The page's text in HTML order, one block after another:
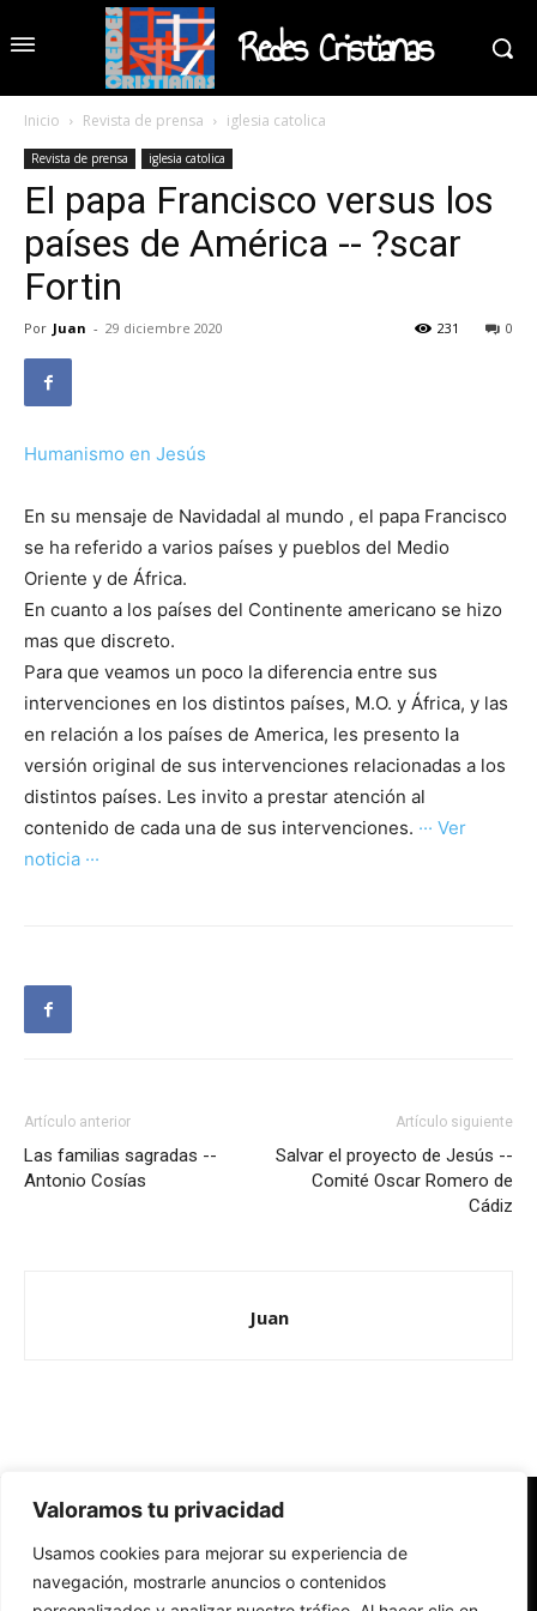
Valoramos tu privacidad
Usamos cookies para mejorar su experiencia de
navegación, mostrarle anuncios o contenidos
Redes Cristianas
Inicio Revista de prensa iglesia catolica
Revista de prensa iglesia catolica
El papa Francisco versus los
países de América -- ?scar
Fortin
Por Juan - 29 diciembre 2020 0
231
Humanismo en Jesús
En su mensaje de Navidadal al mundo , el papa Francisco
se ha referido a varios países y pueblos del Medio
Oriente y de África.
En cuanto a los países del Continente americano se hizo
mas que discreto.
Para que veamos un poco la diferencia entre sus
intervenciones en los distintos países, M.O. y África, y las
en relación a los países de America, les presento la
versión original de sus intervenciones relacionadas a los
distintos países. Les invito a prestar atención al
contenido de cada una de sus intervenciones. ··· Ver
noticia ···
Artículo anterior
Las familias sagradas --
Antonio Cosías
Artículo siguiente
Salvar el proyecto de Jesús --
Comité Oscar Romero de
Cádiz
Juan
Redes Cristianas
Una mirada alternativa sobre la Iglesia católica y la sociedad
- Colectivos de Redes Cristianas